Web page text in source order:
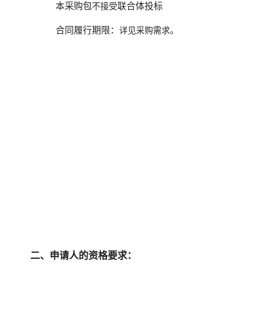
本采购包不接受联合体投标
合同履行期限： 详见采购需求。
二、申请人的资格要求：